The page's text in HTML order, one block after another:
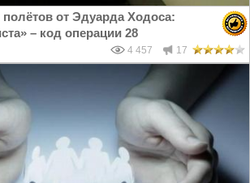
от Эдуарда Ходоса:
– код операции 28
4 457 17